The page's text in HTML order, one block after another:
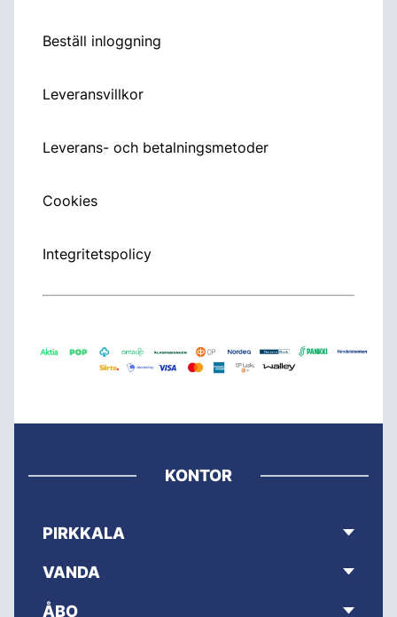
Beställ inloggning
Leveransvillkor
Leverans- och betalningsmetoder
Cookies
Integritetspolicy
KONTOR
PIRKKALA
VANDA
ÅBO